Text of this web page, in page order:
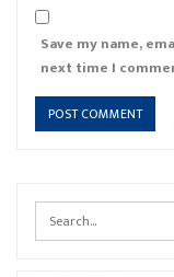
Save my name,
next time I